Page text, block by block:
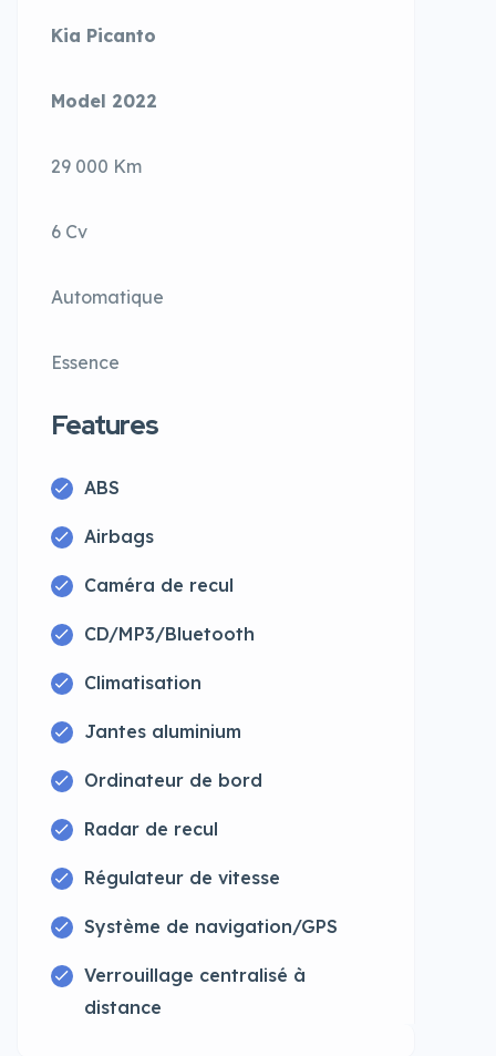
Kia Picanto
Model 2022
29 000 Km
6 Cv
Automatique
Essence
Features
ABS
Airbags
Caméra de recul
CD/MP3/Bluetooth
Climatisation
Jantes aluminium
Ordinateur de bord
Radar de recul
Régulateur de vitesse
Système de navigation/GPS
Verrouillage centralisé à
distance